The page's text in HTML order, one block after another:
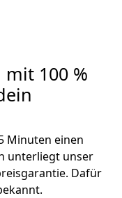
100 %
Minuten einen
unterliegt unser
Dafür